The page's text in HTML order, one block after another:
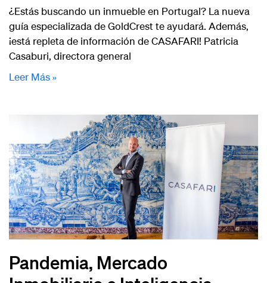
¿Estás buscando un inmueble en Portugal? La nueva
guía especializada de GoldCrest te ayudará. Además,
¡está repleta de información de CASAFARI! Patricia
Casaburi, directora general
Leer Más »
Pandemia, Mercado